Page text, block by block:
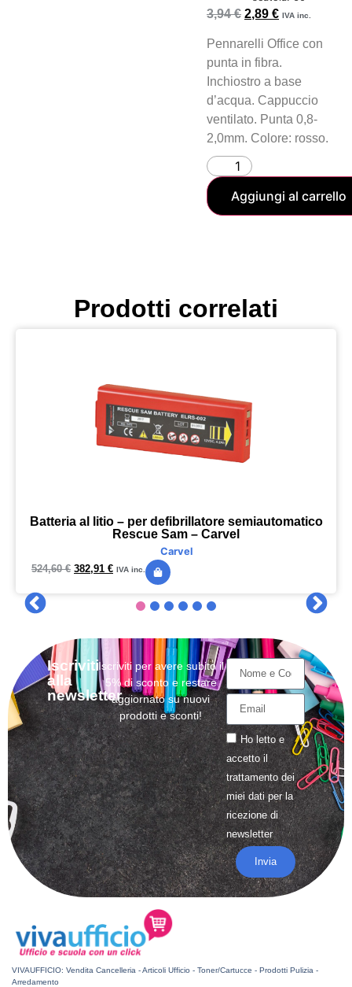
3,94€ 2,89€ IVA inc.
Pennarelli Office con
punta in fibra.
Inchiostro a base
d’acqua. Cappuccio
ventilato. Punta 0,8-
2,0mm. Colore: rosso.
Aggiungi al carrello
Prodotti correlati
Batteria al litio – per defibrillatore semiautomatico
Rescue Sam – Carvel
Carvel
524,60€ 382,91 € IVA inc.
Iscriviti
alla
newsletter
Iscriviti per avere subito il
5% di sconto e restare
aggiornato su nuovi
prodotti e sconti!
Ho letto e
accetto il
trattamentodei
miei dati per la
ricezione di
newsletter
Invia
VIVAUFFICIO: Vendita Cancelleria - Articoli Ufficio - Toner/Cartucce - Prodotti Pulizia -
Arredamento